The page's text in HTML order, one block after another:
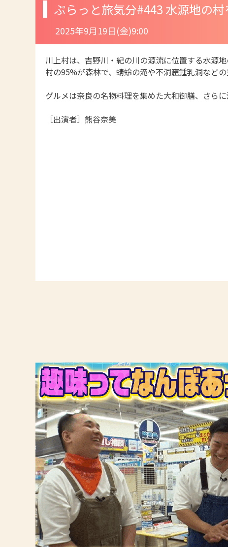
ぷらっと旅気分#443 水源地の
2025年9月19日(金)9:00
川上村は、吉野川・紀の川の源流に位置する水源地
村の95%が森林で、蜻蛉の滝や不洞窟鍾乳洞など
グルメは奈良の名物料理を集めた大和御膳、さら
［出演者］熊谷奈美